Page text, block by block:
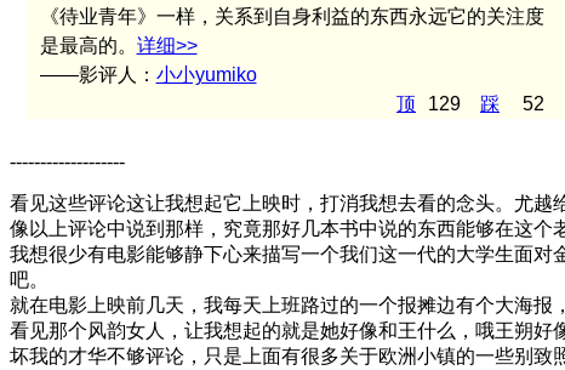
《待业青年》一样，关系到自身利益的东西永远它的关注度
是最高的。 详细>>
——影评人： 小小yumiko
顶
129 踩 52
-------------------
看见这些评论这让我想起它上映时，打消我想去看的念头。尤
像以上评论中说到那样，究竟那好几本书中说的东西能够在这个
我想很少有电影能够静下心来描写一个我们这一代的大学生面
吧。
就在电影上映前几天，我每天上班路过的一个报摊边有个大海报
看见那个风韵女人，让我想起的就是她好像和王什么，哦王朔
坏我的才华不够评论，只是上面有很多关于欧洲小镇的一些别致